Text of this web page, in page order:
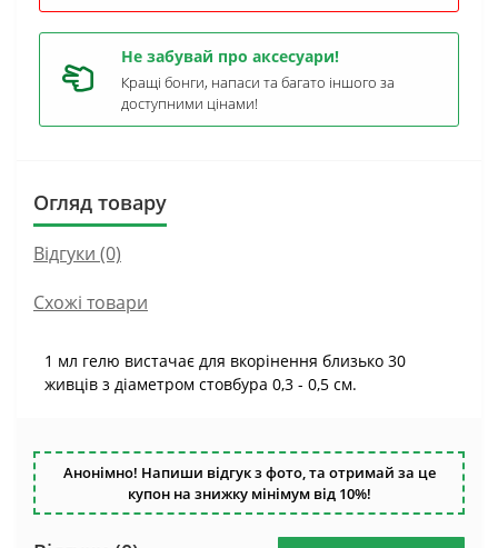
Не забувай про аксесуари!
Кращі бонги, напаси та багато іншого за
доступними цінами!
Огляд товару
Відгуки (0)
Схожі товари
1 мл гелю вистачає для вкорінення близько 30
живців з діаметром стовбура 0,3 - 0,5 см.
Анонімно! Напиши відгук з фото, та отримай за це
купон на знижку мінімум від 10%!